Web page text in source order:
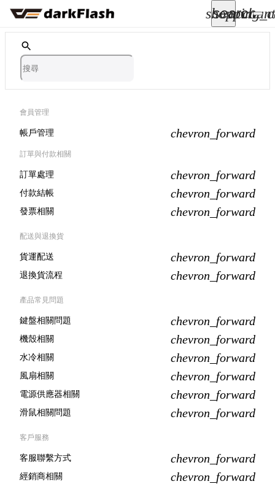
search
keyboard_arrow_down
所有商品
keyboard_arrow_down
關於我們
keyboard_arrow_down
keyboard_arrow_down
支援服務
快速詢價
成為經銷商
會員管理
帳戶管理 chevron_forward
訂單與付款相關
訂單處理 chevron_forward
付款結帳 chevron_forward
發票相關 chevron_forward
配送與退換貨
貨運配送 chevron_forward
退換貨流程 chevron_forward
產品常見問題
鍵盤相關問題 chevron_forward
機殼相關 chevron_forward
水冷相關 chevron_forward
風扇相關 chevron_forward
電源供應器相關 chevron_forward
滑鼠相關問題 chevron_forward
客戶服務
客服聯繫方式 chevron_forward
經銷商相關 chevron_forward